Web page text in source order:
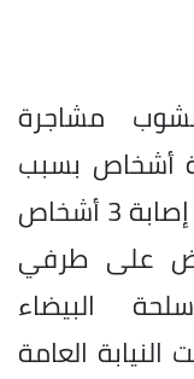
مشاجرة
أشخاص بسبب
خلافات جيرة بينهم، ونتج عنها إصابة 3 أشخاص
على طرفي
البيضاء
العامة